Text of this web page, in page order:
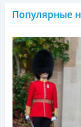
Популярные